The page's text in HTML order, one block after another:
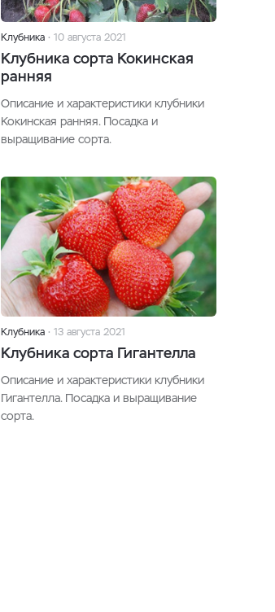
Клубника 10 августа 2021
Клубника сорта Кокинская
ранняя
Описание и характеристики клубники
Кокинская ранняя. Посадка и
выращивание сорта.
Клубника 13 августа 2021
Клубника сорта Гигантелла
Описание и характеристики клубники
Гигантелла. Посадка и выращивание
сорта.